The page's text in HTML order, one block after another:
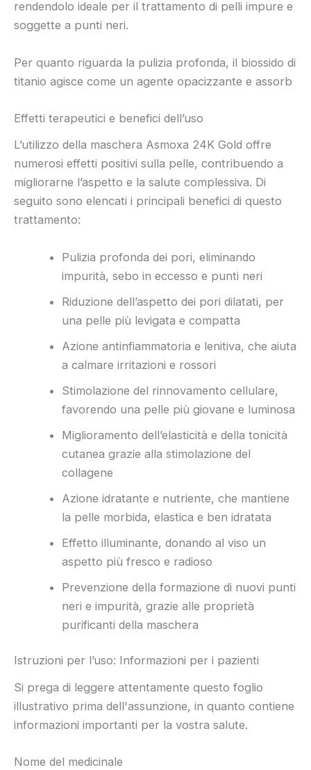
rendendolo ideale per il trattamento di pelli impure e
soggette a punti neri.
Per quanto riguarda la pulizia profonda, il biossido di
titanio agisce come un agente opacizzante e assorb
Effetti terapeutici e benefici dell’uso
L’utilizzo della maschera Asmoxa 24K Gold offre
numerosi effetti positivi sulla pelle, contribuendo a
migliorarne l’aspetto e la salute complessiva. Di
seguito sono elencati i principali benefici di questo
trattamento:
Pulizia profonda dei pori, eliminando
impurità, sebo in eccesso e punti neri
Riduzione dell’aspetto dei pori dilatati, per
una pelle più levigata e compatta
Azione antinfiammatoria e lenitiva, che aiuta
a calmare irritazioni e rossori
Stimolazione del rinnovamento cellulare,
favorendo una pelle più giovane e luminosa
Miglioramento dell’elasticità e della tonicità
cutanea grazie alla stimolazione del
collagene
Azione idratante e nutriente, che mantiene
la pelle morbida, elastica e ben idratata
Effetto illuminante, donando al viso un
aspetto più fresco e radioso
Prevenzione della formazione di nuovi punti
neri e impurità, grazie alle proprietà
purificanti della maschera
Istruzioni per l’uso: Informazioni per i pazienti
Si prega di leggere attentamente questo foglio
illustrativo prima dell'assunzione, in quanto contiene
informazioni importanti per la vostra salute.
Nome del medicinale